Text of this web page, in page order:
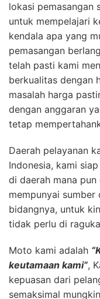
lokasi pemasangan
untuk mempelajari
kendala apa yang
pemasangan
telah pasti kami
berkualitas dengan
masalah harga
dengan anggaran
tetap
Daerah pelayanan
Indonesia, kami
di daerah mana
mempunyai sumber
bidangnya, untuk
tidak perlu di
Moto kami adalah
keutamaan kami”,
kepuasan dari
semaksimal